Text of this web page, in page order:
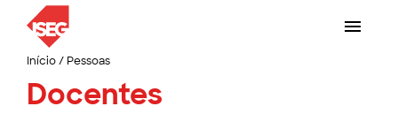
Início/ Pessoas
Docentes